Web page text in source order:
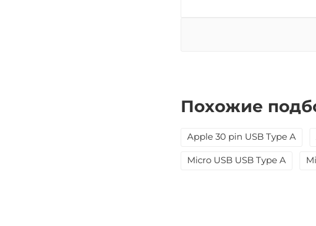
Похожие
Apple 30 pin USB Type A
Micro USB USB Type A